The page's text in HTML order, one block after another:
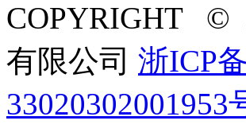
COPYRIGHT ©
有限公司 浙ICP
33020302001953